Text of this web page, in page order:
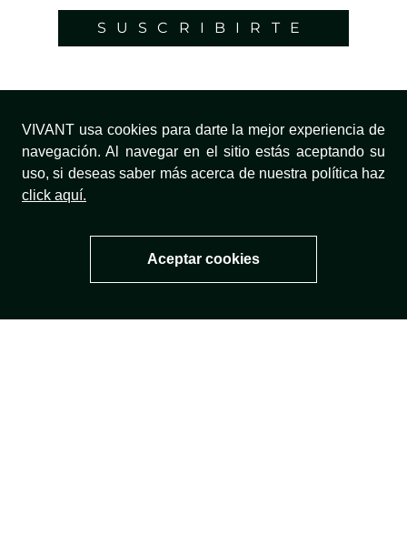
VIVANT usa cookies para darte la mejor experiencia de
navegación. Al navegar en el sitio estás aceptando su
uso, si deseas saber más acerca de nuestra política haz
click aquí.
Aceptar cookies
SUSCRIBIRTE
¿NECESITAS AYUDA?
NUESTRA MARCA